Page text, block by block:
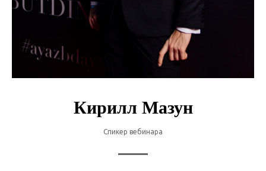
Кирилл Мазун
Спикер вебинара